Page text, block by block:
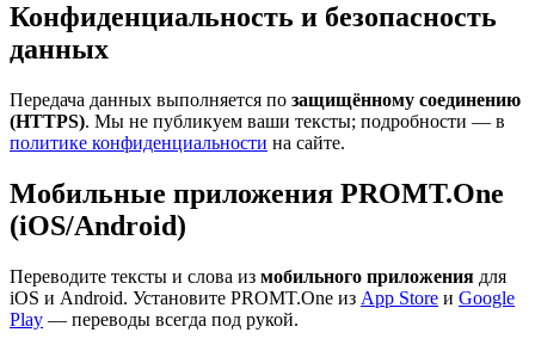
Конфиденциальность и безопасность
данных
Передача данных выполняется по защищённому соединению
(HTTPS). Мы не публикуем ваши тексты; подробности — в
политике конфиденциальности на сайте.
Мобильные приложения PROMT.One
(iOS/Android)
Переводите тексты и слова из мобильного приложения для
iOS и Android. Установите PROMT.One из App Store и Google
Play — переводы всегда под рукой.